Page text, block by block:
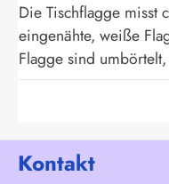
Die Tischflagge misst
eingenähte, weiße
Flagge sind
Kontakt